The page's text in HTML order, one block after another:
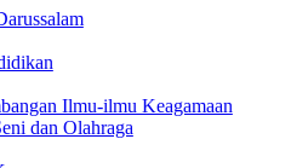
Ilmu-ilmu Keagamaan
dan Olahraga